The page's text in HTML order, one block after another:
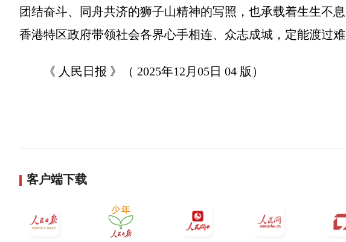
团结奋斗、同舟共济的狮子山精神的写照，也承载着生生不
香港特区政府带领社会各界心手相连、众志成城，定能渡过难
《 人民日报 》（ 2025年12月05日 04 版）
客户端下载